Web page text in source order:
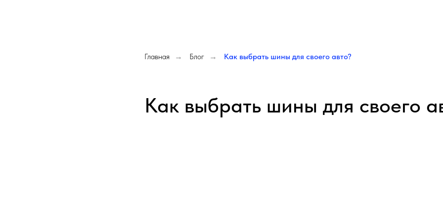
Главная → Блог → Как выбрать шины для своего авто?
Как выбрать шины для своего